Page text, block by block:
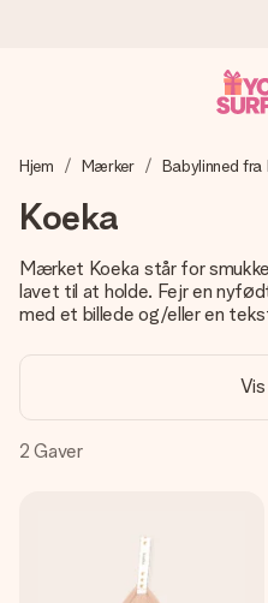
Vi laver din gave med omhu
betyder allermest.
4,7 (baseret på
Vores gaver inspirerer.
billede af dig eller en
Intet besvær men
Hjem Mærker Babylinned fra
Koeka
Mærket Koeka står for
lavet til at holde. Fejr en
med et billede og/eller en
2 Gaver